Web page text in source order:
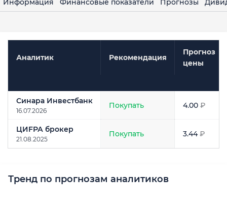
Информация Финансовые показатели Прогнозы
Аналитик Рекомендация
Прогноз
цены
Синара Инвестбанк
16.07.2026
Покупать 4.00 ₽
ЦИFРА брокер
21.08.2025
Покупать 3.44₽
Тренд по прогнозам аналитиков